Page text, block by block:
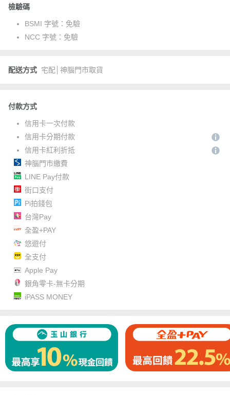
檢驗碼
BSMI 字號： 免驗
NCC 字號： 免驗
配送方式 宅配│神腦門市取貨
付款方式
信用卡一次付款
信用卡分期付款
信用卡紅利折抵
神腦門市繳費
LINE Pay付款
街口支付
Pi拍錢包
台灣Pay
全盈+PAY
悠遊付
全支付
Apple Pay
銀角零卡-無卡分期
iPASS MONEY